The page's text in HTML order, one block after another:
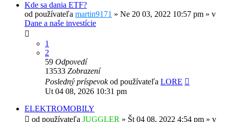
Kde sa dania ETF?
od používateľa martin9171 » Ne 20 03, 2022 10:57 pm » v
Dane a naše investície
1
2
59 Odpovedí
13533 Zobrazení
Posledný príspevokod používateľa LORE
Ut 04 08, 2026 10:31 pm
ELEKTROMOBILY
od používateľa JUGGLER » Št 04 08, 2022 4:54 pm » v